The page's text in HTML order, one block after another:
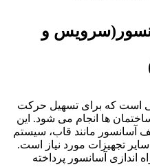
و
است که برای تسهیل حرکت
ها انجام می شود. این
مانند قاب، سیستم
تجهیزات مورد نیاز است.
اندازی آسانسور پرداخته